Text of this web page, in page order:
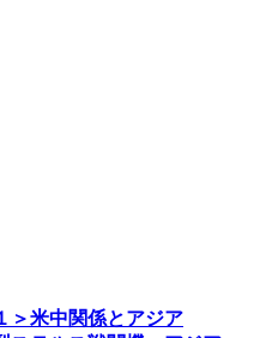
＞米中関係とアジア